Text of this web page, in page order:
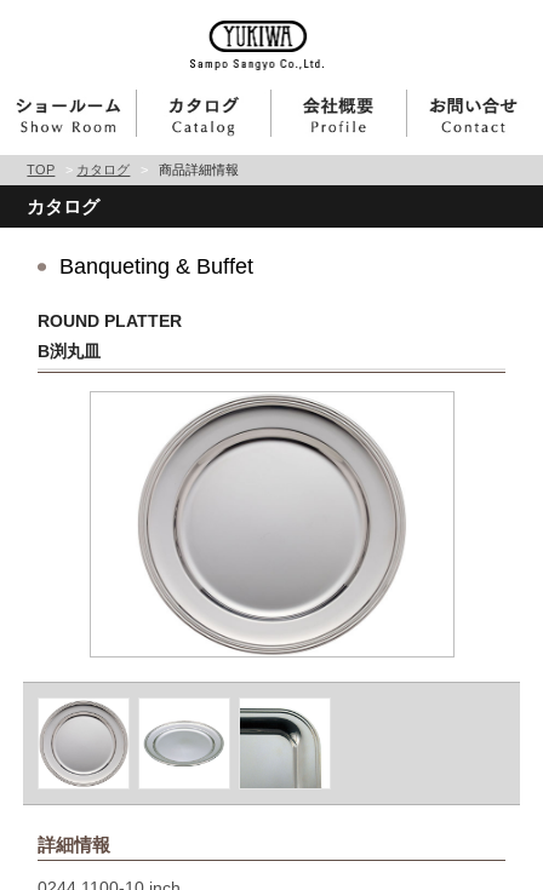
TOP > カタログ > 商品詳細情報
カタログ
Banqueting & Buffet
ROUND PLATTER
B渕丸皿
詳細情報